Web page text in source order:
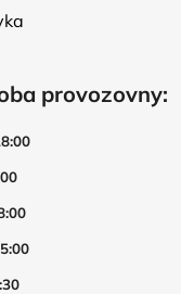
provozovny: